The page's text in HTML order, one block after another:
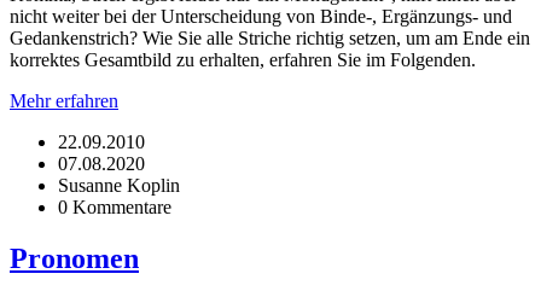
nicht weiter bei der Unterscheidung von Binde-, Ergänzungs- und
Gedankenstrich? Wie Sie alle Striche richtig setzen, um am Ende ein
korrektes Gesamtbild zu erhalten, erfahren Sie im Folgenden.
Mehr erfahren
22.09.2010
07.08.2020
Susanne Koplin
0 Kommentare
Pronomen